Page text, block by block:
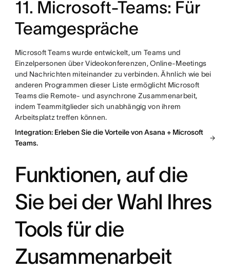
11. Microsoft-Teams: Für
Teamgespräche
Microsoft Teams wurde entwickelt, um Teams und
Einzelpersonen über Videokonferenzen, Online-Meetings
und Nachrichten miteinander zu verbinden. Ähnlich wie bei
anderen Programmen dieser Liste ermöglicht Microsoft
Teams die Remote- und asynchrone Zusammenarbeit,
indem Teammitglieder sich unabhängig von ihrem
Arbeitsplatz treffen können.
Integration: Erleben Sie die Vorteile von Asana + Microsoft
Teams.
Funktionen, auf die
Sie bei der Wahl Ihres
Tools für die
Zusammenarbeit